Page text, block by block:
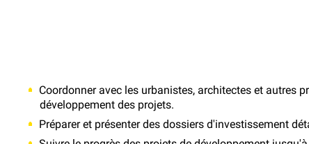
Coordonner avec les urbanistes, architectes et autres
développement des projets.
Préparer et présenter des dossiers d'investissement